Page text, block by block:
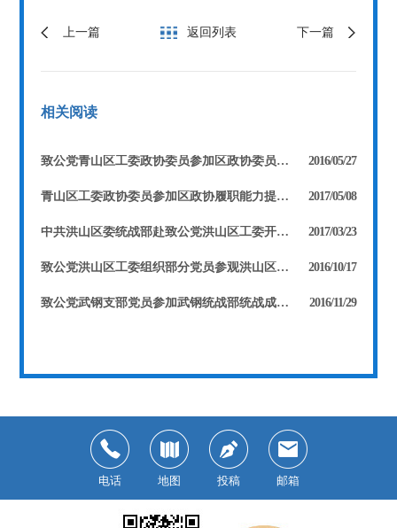
上一篇 返回列表 下一篇
相关阅读
致公党青山区工委政协委员参加区政协委员履职能力提升研修班 2016/05/27
青山区工委政协委员参加区政协履职能力提升培训班 2017/05/08
中共洪山区委统战部赴致公党洪山区工委开展专题调研 2017/03/23
致公党洪山区工委组织部分党员参观洪山区文体中心 2016/10/17
致公党武钢支部党员参加武钢统战部统战成员培训班 2016/11/29
电话 地图 投稿 邮箱